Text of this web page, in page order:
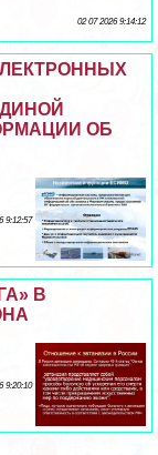
02 07 2026 9:14:12
ОБ
9:12:57
В
9:20:10